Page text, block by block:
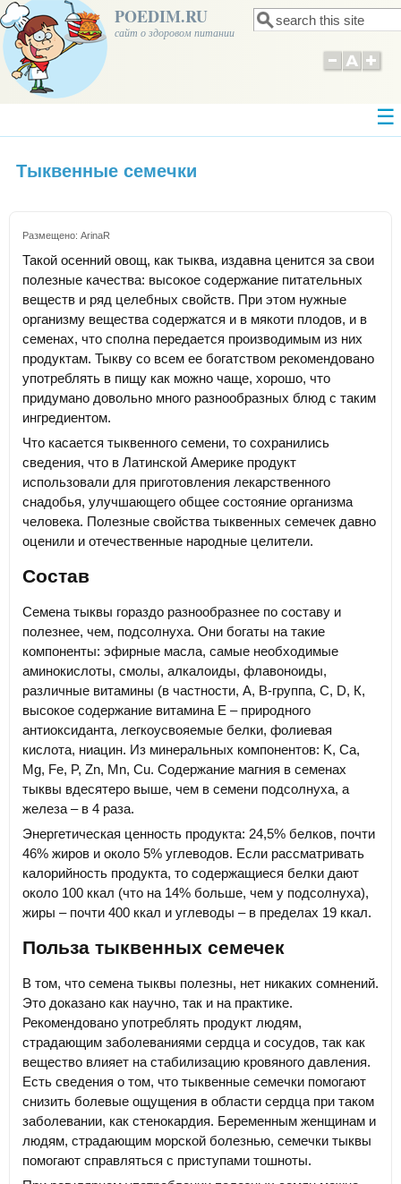
POEDIM.RU
сайт о здоровом питании Форма поиска
Поиск
Тыквенные семечки
Размещено: ArinaR
Такой осенний овощ, как тыква, издавна ценится за свои
полезные качества: высокое содержание питательных
веществ и ряд целебных свойств. При этом нужные
организму вещества содержатся и в мякоти плодов, и в
семенах, что сполна передается производимым из них
продуктам. Тыкву со всем ее богатством рекомендовано
употреблять в пищу как можно чаще, хорошо, что
придумано довольно много разнообразных блюд с таким
ингредиентом.
Что касается тыквенного семени, то сохранились
сведения, что в Латинской Америке продукт
использовали для приготовления лекарственного
снадобья, улучшающего общее состояние организма
человека. Полезные свойства тыквенных семечек давно
оценили и отечественные народные целители.
Состав
Семена тыквы гораздо разнообразнее по составу и
полезнее, чем, подсолнуха. Они богаты на такие
компоненты: эфирные масла, самые необходимые
аминокислоты, смолы, алкалоиды, флавоноиды,
различные витамины (в частности, А, В-группа, С, D, К,
высокое содержание витамина Е – природного
антиоксиданта, легкоусвояемые белки, фолиевая
кислота, ниацин. Из минеральных компонентов: K, Ca,
Mg, Fe, P, Zn, Mn, Cu. Содержание магния в семенах
тыквы вдесятеро выше, чем в семени подсолнуха, а
железа – в 4 раза.
Энергетическая ценность продукта: 24,5% белков, почти
46% жиров и около 5% углеводов. Если рассматривать
калорийность продукта, то содержащиеся белки дают
около 100 ккал (что на 14% больше, чем у подсолнуха),
жиры – почти 400 ккал и углеводы – в пределах 19 ккал.
Польза тыквенных семечек
В том, что семена тыквы полезны, нет никаких сомнений.
Это доказано как научно, так и на практике.
Рекомендовано употреблять продукт людям,
страдающим заболеваниями сердца и сосудов, так как
вещество влияет на стабилизацию кровяного давления.
Есть сведения о том, что тыквенные семечки помогают
снизить болевые ощущения в области сердца при таком
заболевании, как стенокардия. Беременным женщинам и
людям, страдающим морской болезнью, семечки тыквы
помогают справляться с приступами тошноты.